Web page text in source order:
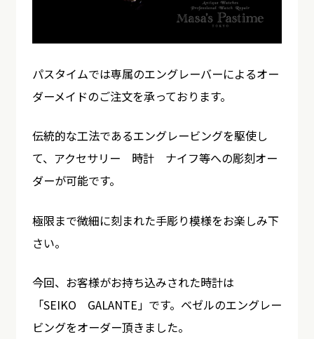
パスタイムでは専属のエングレーバーによるオー
ダーメイドのご注文を承っております。
伝統的な工法であるエングレービングを駆使し
て、アクセサリー 時計 ナイフ等への彫刻オー
ダーが可能です。
極限まで微細に刻まれた手彫り模様をお楽しみ下
さい。
今回、お客様がお持ち込みされた時計は
「SEIKO GALANTE」です。ベゼルのエングレー
ビングをオーダー頂きました。